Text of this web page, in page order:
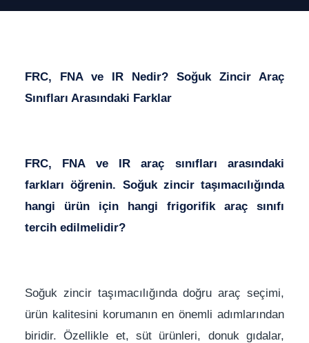
FRC, FNA ve IR Nedir? Soğuk Zincir Araç
Sınıfları Arasındaki Farklar
FRC, FNA ve IR araç sınıfları arasındaki
farkları öğrenin. Soğuk zincir taşımacılığında
hangi ürün için hangi frigorifik araç sınıfı
tercih edilmelidir?
Soğuk zincir taşımacılığında doğru araç seçimi,
ürün kalitesini korumanın en önemli adımlarından
biridir. Özellikle et, süt ürünleri, donuk gıdalar,